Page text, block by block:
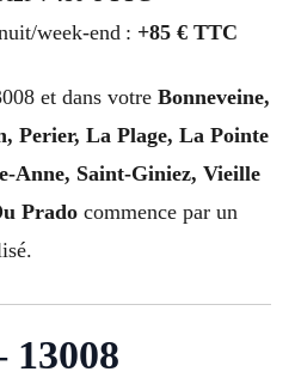
week-end : +85 € TTC
et dans votre Bonneveine,
Perier, La Plage, La Pointe
Anne, Saint-Giniez, Vieille
Prado commence par un
13008